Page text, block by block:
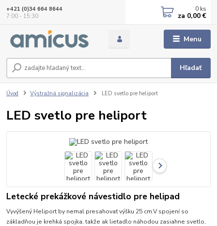
Menu
Hľadať
+421 (0)34 664 8644
7:00 - 15:30
0 ks
za 0,00 €
Úvod Výstražná signalizácia LED svetlo pre heliport
LED svetlo pre heliport
Letecké prekážkové návestidlo pre helipad
Vyvýšený Heliport by nemal presahovať výšku 25 cm.V spojení so
základňou je krehká spojka, takže ak lietadlo náhodou zasiahne svetlo,